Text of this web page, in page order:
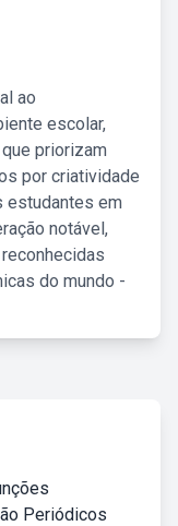
ao
escolar,
priorizam
por criatividade
estudantes em
notável,
do mundo -
Periódicos